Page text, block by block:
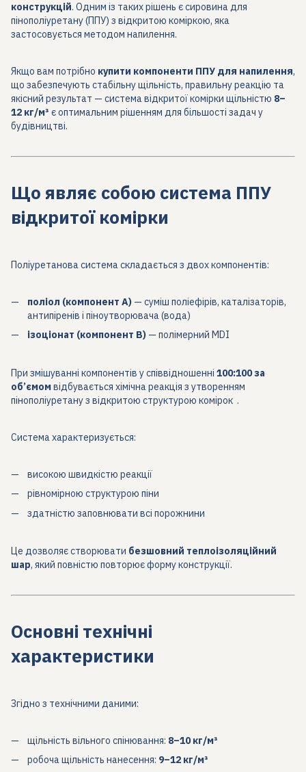
конструкцій. Одним із таких рішень є сировина для
пінополіуретану (ППУ) з відкритою коміркою, яка
застосовується методом напилення.
Якщо вам потрібно купити компоненти ППУ для напилення,
що забезпечують стабільну щільність, правильну реакцію та
якісний результат — система відкритої комірки щільністю 8–
12 кг/м³ є оптимальним рішенням для більшості задач у
будівництві.
Що являє собою система ППУ
відкритої комірки
Поліуретанова система складається з двох компонентів:
поліол (компонент А) — суміш поліефірів, каталізаторів,
антипіренів і піноутворювача (вода)
ізоціонат (компонент B) — полімерний MDI
При змішуванні компонентів у співвідношенні 100:100 за
об’ємомвідбувається хімічна реакція з утворенням
пінополіуретану з відкритою структурою комірок .
Система характеризується:
високою швидкістю реакції
рівномірною структурою піни
здатністю заповнювати всі порожнини
Це дозволяє створювати безшовний теплоізоляційний
шар, який повністю повторює форму конструкції.
Основні технічні
характеристики
Згідно з технічними даними:
щільність вільного спінювання: 8–10 кг/м³
робоча щільність нанесення: 9–12 кг/м³